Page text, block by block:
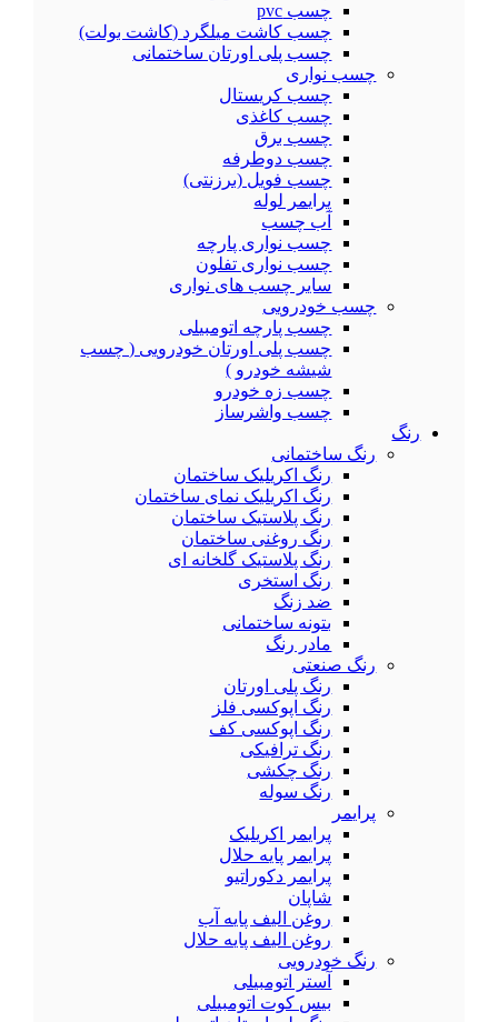
چسب pvc
چسب کاشت میلگرد (کاشت بولت)
چسب پلی اورتان ساختمانی
چسب نواری
چسب کریستال
چسب کاغذی
چسب برق
چسب دوطرفه
چسب فویل (برزنتی)
پرایمر لوله
آب چسب
چسب نواری پارچه
چسب نواری تفلون
سایر چسب های نواری
چسب خودرویی
چسب پارچه اتومبیلی
چسب پلی اورتان خودرویی ( چسب
شیشه خودرو )
چسب زه خودرو
چسب واشرساز
رنگ
رنگ ساختمانی
رنگ اکریلیک ساختمان
رنگ اکریلیک نمای ساختمان
رنگ پلاستیک ساختمان
رنگ روغنی ساختمان
رنگ پلاستیک گلخانه ای
رنگ استخری
ضد زنگ
بتونه ساختمانی
مادر رنگ
رنگ صنعتی
رنگ پلی اورتان
رنگ اپوکسی فلز
رنگ اپوکسی کف
رنگ ترافیکی
رنگ چکشی
رنگ سوله
پرایمر
پرایمر اکریلیک
پرایمر پایه حلال
پرایمر دکوراتیو
شاپان
روغن الیف پایه آب
روغن الیف پایه حلال
رنگ خودرویی
آستر اتومبیلی
بیس کوت اتومبیلی